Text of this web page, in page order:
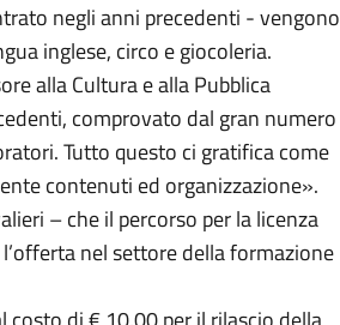
negli anni precedenti - vengono
inglese, circo e giocoleria.
alla Cultura e alla Pubblica
comprovato dal gran numero
Tutto questo ci gratifica come
contenuti ed organizzazione».
– che il percorso per la licenza
nel settore della formazione